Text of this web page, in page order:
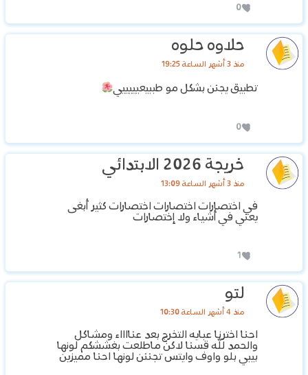
0
حلاوه حلوه
منذ 3 أشهر الساعة 19:25
تطبيق يجنن بشكل مو طببيعيييييي
0
‏خريجة 2026 الابتدائي
منذ 3 أشهر الساعة 13:09
‏في اختصارات اختصارات اختصارات كثير أبغى
يعني في أشياء ولا إختصارات
1
لتو
منذ 4 أشهر الساعة 10:30
احنا اخترنا عبايه التخرج بعد عنااااء ومشاكل
والحمد لله قسنا لاكن ماطلعت بغششكم لونها
بيبي بلو واوف وايتس تجننن لونها احنا مميزين